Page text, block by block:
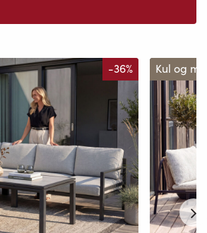
-36% Kul og